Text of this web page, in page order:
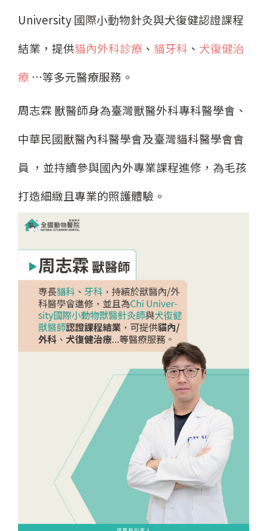
University 國際小動物針灸與犬復健認證課程
結業，提供貓內外科診療 、 貓牙科 、 犬復健治
療 …等多元醫療服務。
周志霖 獸醫師身為臺灣獸醫外科專科醫學會、
中華民國獸醫內科醫學會及臺灣貓科醫學會會
員 ，並持續參與國內外專業課程進修，為毛孩
打造細緻且專業的照護體驗。